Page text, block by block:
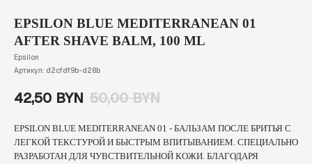
EPSILON BLUE MEDITERRANEAN 01
AFTER SHAVE BALM, 100 ML
Epsilon
Артикул: d2cfdf9b-d28b
42,50 BYN 50,00 BYN
EPSILON BLUE MEDITERRANEAN 01 - БАЛЬЗАМ ПОСЛЕ БРИТЬЯ С
ЛЕГКОЙ ТЕКСТУРОЙ И БЫСТРЫМ ВПИТЫВАНИЕМ. СПЕЦИАЛЬНО
РАЗРАБОТАН ДЛЯ ЧУВСТВИТЕЛЬНОЙ КОЖИ. БЛАГОДАРЯ